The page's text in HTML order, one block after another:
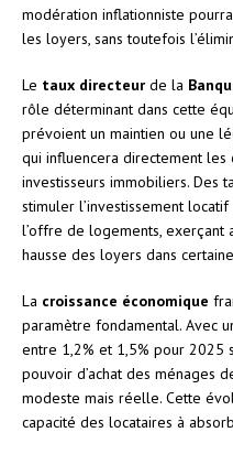
modération inflationniste
les loyers, sans toutefois
Le taux directeur de la
rôle déterminant dans cette
prévoient un maintien ou une
qui influencera directement les
investisseurs immobiliers. Des
stimuler l’investissement
l’offre de logements, exerçant
hausse des loyers dans
La croissance économique
paramètre fondamental. Avec
entre 1,2% et 1,5% pour 2025
pouvoir d’achat des ménages
modeste mais réelle. Cette
capacité des locataires à